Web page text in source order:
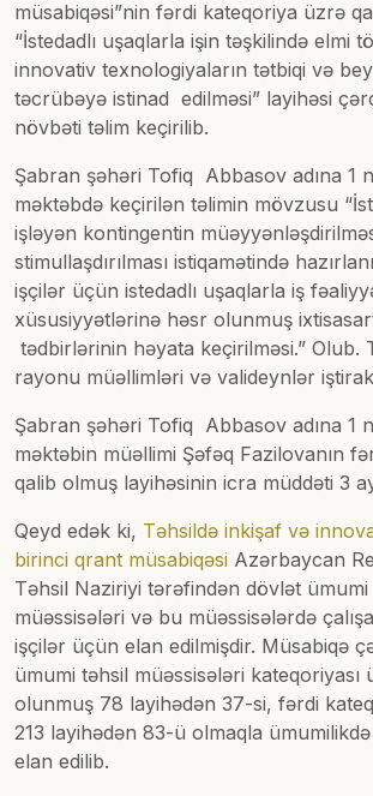
müsabiqəsi”nin fərdi kateqoriya üzrə
“İstedadlı uşaqlarla işin təşkilində elmi
innovativ texnologiyaların tətbiqi və
təcrübəyə istinad edilməsi” layihəsi
növbəti təlim keçirilib.
Şabran şəhəri Tofiq Abbasov adına 1
məktəbdə keçirilən təlimin mövzusu
işləyən kontingentin
stimullaşdırılması istiqamətində
işçilər üçün istedadlı uşaqlarla iş
xüsusiyyətlərinə həsr olunmuş
tədbirlərinin həyata keçirilməsi.” Olub.
rayonu müəllimləri və valideynlər
Şabran şəhəri Tofiq Abbasov adına 1
məktəbin müəllimi Şəfəq Fazilovanın
qalib olmuş layihəsinin icra müddəti 3
Qeyd edək ki, Təhsildə inkişaf və
birinci qrant müsabiqəsi Azərbaycan
Təhsil Naziriyi tərəfindən dövlət ümumi
müəssisələri və bu müəssisələrdə
işçilər üçün elan edilmişdir. Müsabiqə
ümumi təhsil müəssisələri kateqoriyası
olunmuş 78 layihədən 37-si, fərdi
213 layihədən 83-ü olmaqla
elan edilib.